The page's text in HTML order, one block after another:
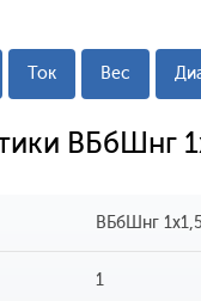
Ток Вес
ВБбШнг
ВБбШнг
1